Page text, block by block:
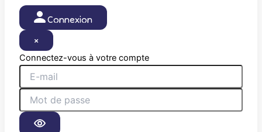
Connexion
×
Connectez-vous à votre compte